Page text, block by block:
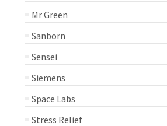
Mr Green
Sanborn
Sensei
Siemens
Space Labs
Stress Relief